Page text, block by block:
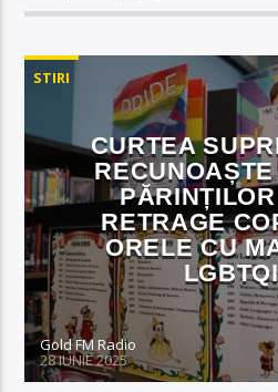
STIRI
CURTEA
RETRAGE
ORELE CU
Gold FM Radio
28 IUNIE 2025